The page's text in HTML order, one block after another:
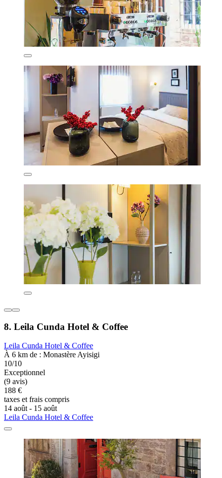
8. Leila Cunda Hotel & Coffee
Leila Cunda Hotel & Coffee
À 6 km de : Monastère Ayisigi
10/10
Exceptionnel
(9 avis)
188 €
taxes et frais compris
14 août - 15 août
Leila Cunda Hotel & Coffee